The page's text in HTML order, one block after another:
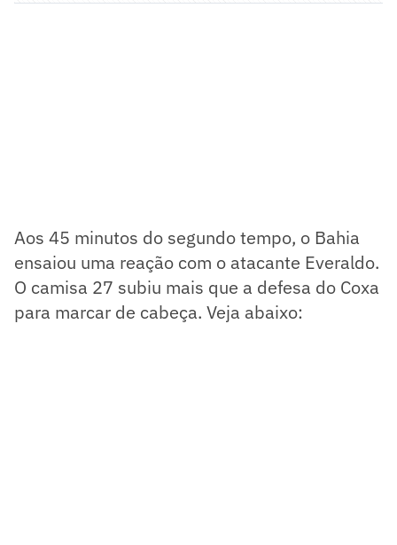
Aos 45 minutos do segundo tempo, o Bahia
ensaiou uma reação com o atacante Everaldo.
O camisa 27 subiu mais que a defesa do Coxa
para marcar de cabeça. Veja abaixo: